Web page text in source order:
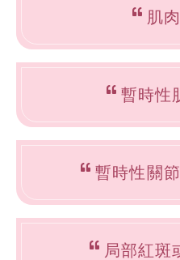
肌
暫時性
暫時性關
局部紅斑